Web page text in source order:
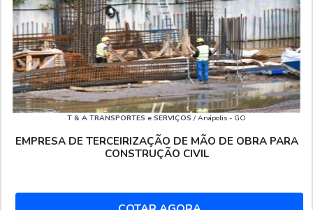
T & A TRANSPORTES e SERVIÇOS / Anápolis - GO
EMPRESA DE TERCEIRIZAÇÃO DE MÃO DE OBRA PARA
CONSTRUÇÃO CIVIL